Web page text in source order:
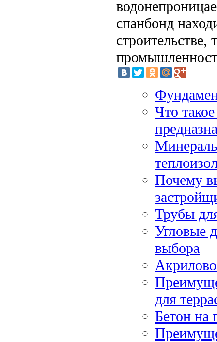
спанбонд
строительстве,
Что
Почему
Трубы
Угловые
выбора
для
Бетон на